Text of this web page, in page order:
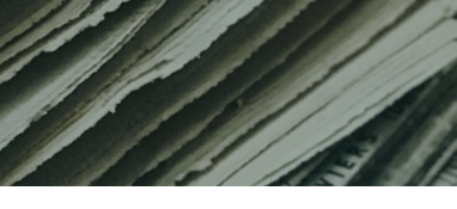
BodyFit (VOL)
Damesgym 50+
Essentrics
H.I.I.T. gym
MFB (Men’s Fitness Bootcamp)
Lesrooster
Lidmaatschap
Vacatures
Kleding